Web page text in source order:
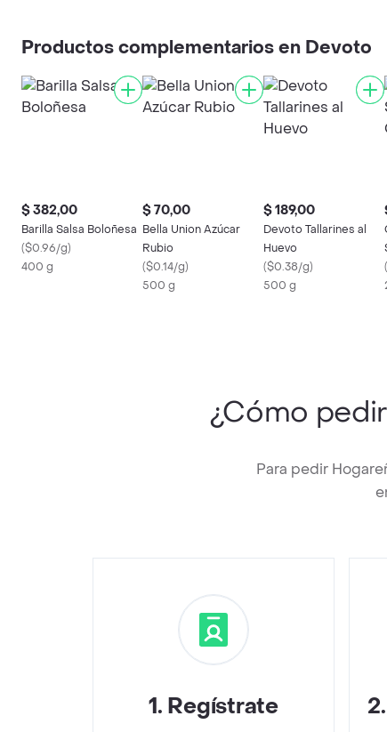
Productos complementarios en Devoto
$ 382,00
Barilla Salsa Boloñesa
($0.96/g)
400 g
$ 70,00
Bella Union Azúcar
Rubio
($0.14/g)
500 g
$ 189,00
Devoto Tallarines al
Huevo
($0.38/g)
500 g
(
¿Cómo pedir
Para pedir
1. Regístrate 2.